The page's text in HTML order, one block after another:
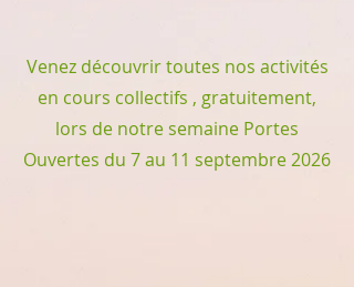
Venez découvrir toutes nos activités
en cours collectifs , gratuitement,
lors de notre semaine Portes
Ouvertes du 7 au 11 septembre 2026